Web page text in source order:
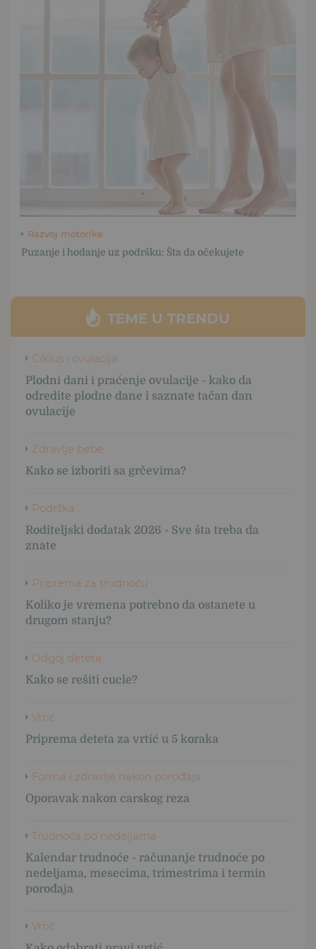
TEME U TRENDU
Ciklus i ovulacija
Plodni dani i praćenje ovulacije - kako da
odredite plodne dane i saznate tačan dan
ovulacije
Zdravlje bebe
Kako se izboriti sa grčevima?
Podrška
Roditeljski dodatak 2026 - Sve šta treba da
znate
Priprema za trudnoću
Koliko je vremena potrebno da ostanete u
drugom stanju?
Odgoj deteta
Kako se rešiti cucle?
Vrtić
Priprema deteta za vrtić u 5 koraka
Forma i zdravlje nakon porođaja
Oporavak nakon carskog reza
Trudnoća po nedeljama
Kalendar trudnoće - računanje trudnoće po
nedeljama, mesecima, trimestrima i termin
porođaja
Vrtić
Razvoj motorike
Puzanje i hodanje uz podršku: Šta da očekujete